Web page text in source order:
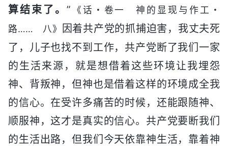
算结束了。 ” 《话・卷一 神的显现与作工・
路…… 八》
因着共产党的抓捕迫害，我丈夫死
了，儿子也找不到工作，共产党断了我们一家
的生活来源，就是想借着这些环境让我埋怨
神、背叛神，但神也是借着这样的环境成全我
的信心。在受许多痛苦的时候，还能跟随神、
顺服神，这才是真实的信心。共产党要断我们
的生活出路，但我们今天依靠神生活，靠着神